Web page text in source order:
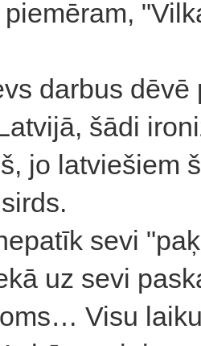
darbus
šādi
jo latviešiem
sevi
uz sevi
Visu